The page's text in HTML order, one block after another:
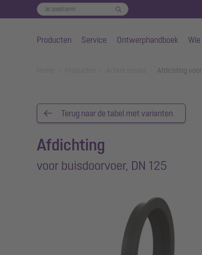
Producten Service Ontwerphandboek Wie
Afdichting
Terug naar de tabel met varianten
Afdichting
voor buisdoorvoer, DN 125